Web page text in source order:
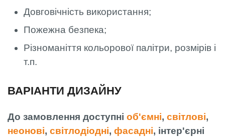
Довговічність використання;
Пожежна безпека;
Різноманіття кольорової палітри, розмірів і
т.п.
ВАРІАНТИ ДИЗАЙНУ
До замовлення доступні об'ємні, світлові,
неонові, світлодіодні, фасадні, інтер'єрні